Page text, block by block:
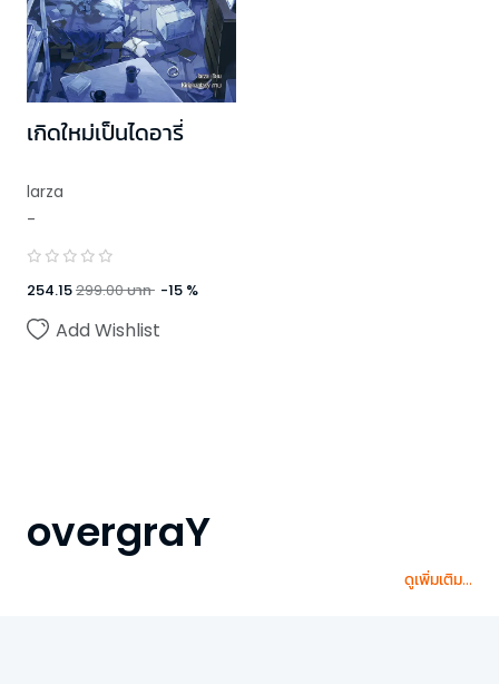
เกิดใหม่เป็นไดอารี่
larza
-
254.15299.00บาท -15 %
Add Wishlist
overgraY
ดูเพิ่มเติม...